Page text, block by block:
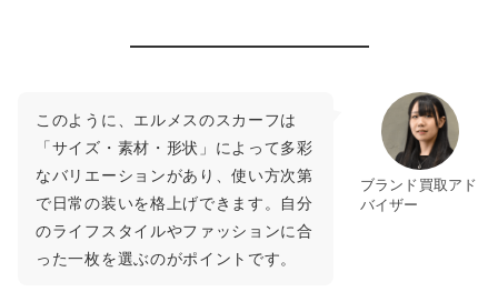
ブランド買取アド
バイザー
このように、エルメスのスカーフは
「サイズ・素材・形状」によって多彩
なバリエーションがあり、使い方次第
で日常の装いを格上げできます。自分
のライフスタイルやファッションに合
った一枚を選ぶのがポイントです。